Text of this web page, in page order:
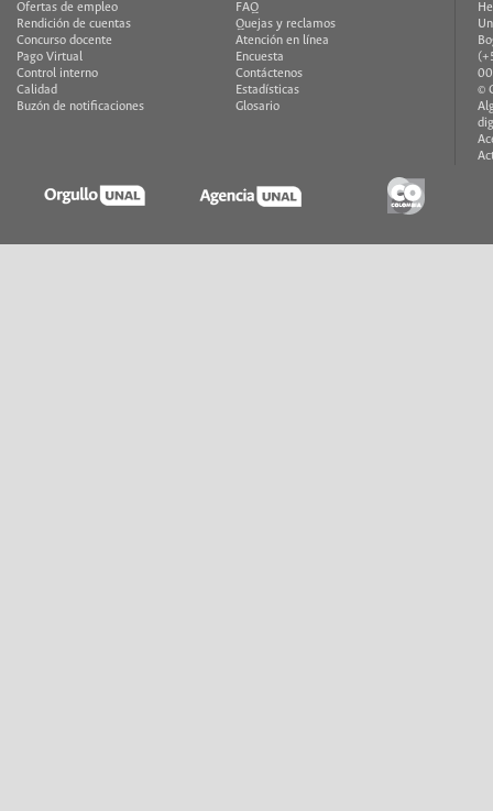
Ofertas de empleo
Rendición de cuentas
Concurso docente
Pago Virtual
Control interno
Calidad
Buzón de notificaciones
FAQ
Quejas y reclamos
Atención en línea
Encuesta
Contáctenos
Estadísticas
Glosario
©